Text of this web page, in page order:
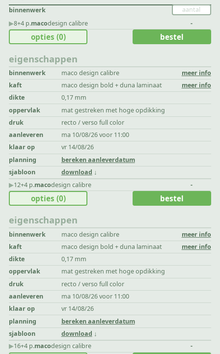
binnenwerk
▶︎8+4 p.macodesign calibre -
eigenschappen
binnenwerk maco design calibre
meer info
kaft
maco design bold + duna laminaat
meer info
dikte
0,17 mm
oppervlak
mat gestreken met hoge opdikking
druk
recto / verso full color
aanleveren
ma 10/08/26 voor 11:00
klaar op
vr 14/08/26
planning
bereken aanleverdatum
sjabloon
download
opties (0) bestel
▶︎12+4 p.macodesign calibre -
eigenschappen
binnenwerk maco design calibre
meer info
kaft
maco design bold + duna laminaat
meer info
dikte
0,17 mm
oppervlak
mat gestreken met hoge opdikking
druk
recto / verso full color
aanleveren
ma 10/08/26 voor 11:00
klaar op
vr 14/08/26
planning
bereken aanleverdatum
sjabloon
download
opties (0) bestel
▶︎16+4 p.macodesign calibre -